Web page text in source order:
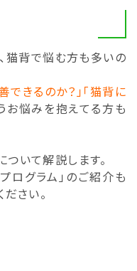
猫背で悩む方も多いの
できるのか？」「猫背に
お悩みを抱えてる方も
いて解説します。
ログラム」のご紹介も
さい。